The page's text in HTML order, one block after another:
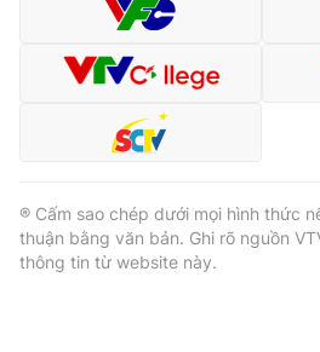
® Cấm sao chép dưới mọi hình thức
thuận bằng văn bản. Ghi rõ nguồn
thông tin từ website này.